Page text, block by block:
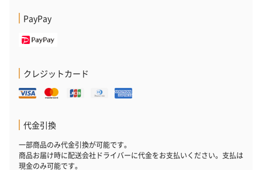
PayPay
クレジットカード
代金引換
一部商品のみ代金引換が可能です。
商品お届け時に配送会社ドライバーに代金をお支払いください。支払は
現金のみ可能です。